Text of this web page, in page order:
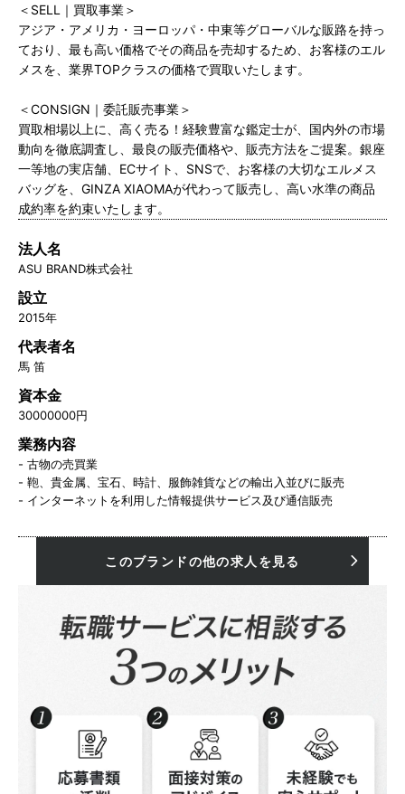
＜SELL｜買取事業＞
アジア・アメリカ・ヨーロッパ・中東等グローバルな販路を持っ
ており、最も高い価格でその商品を売却するため、お客様のエル
メスを、業界TOPクラスの価格で買取いたします。
＜CONSIGN｜委託販売事業＞
買取相場以上に、高く売る！経験豊富な鑑定士が、国内外の市場
動向を徹底調査し、最良の販売価格や、販売方法をご提案。銀座
一等地の実店舗、ECサイト、SNSで、お客様の大切なエルメス
バッグを、GINZA XIAOMAが代わって販売し、高い水準の商品
成約率を約束いたします。
法人名
ASU BRAND株式会社
設立
2015年
代表者名
馬 笛
資本金
30000000円
業務内容
- 古物の売買業
- 鞄、貴金属、宝石、時計、服飾雑貨などの輸出入並びに販売
- インターネットを利用した情報提供サービス及び通信販売
このブランドの他の求人を見る